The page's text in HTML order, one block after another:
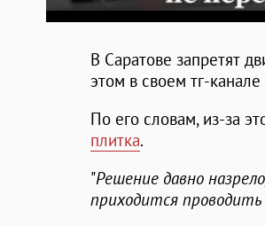
В Саратове запретят
этом в своем тг-
По его словам, из-за
плитка.
"Решение давно
приходится